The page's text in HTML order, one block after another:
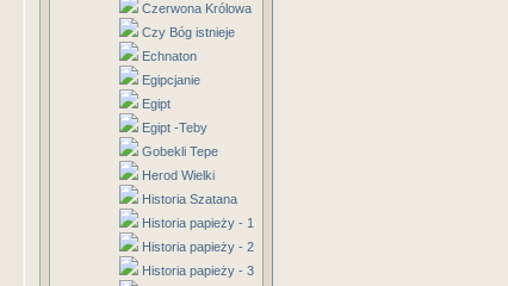
Czerwona Królowa
Czy Bóg istnieje
Echnaton
Egipcjanie
Egipt
Egipt -Teby
Gobekli Tepe
Herod Wielki
Historia Szatana
Historia papieży - 1
Historia papieży - 2
Historia papieży - 3